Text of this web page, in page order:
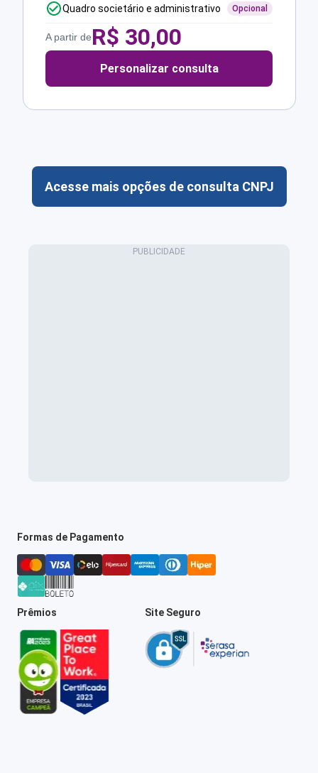
Quadro societário e administrativo Opcional
A partir deR$ 30,00
Personalizar consulta
Acesse mais opções de consulta CNPJ
Formas de Pagamento
Prêmios Site Seguro